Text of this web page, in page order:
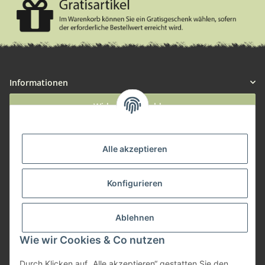
Alle akzeptieren
Konfigurieren
Ablehnen
Wie wir Cookies & Co nutzen
Informationen
Widerruf anmelden
Zahlungsmöglichkeiten